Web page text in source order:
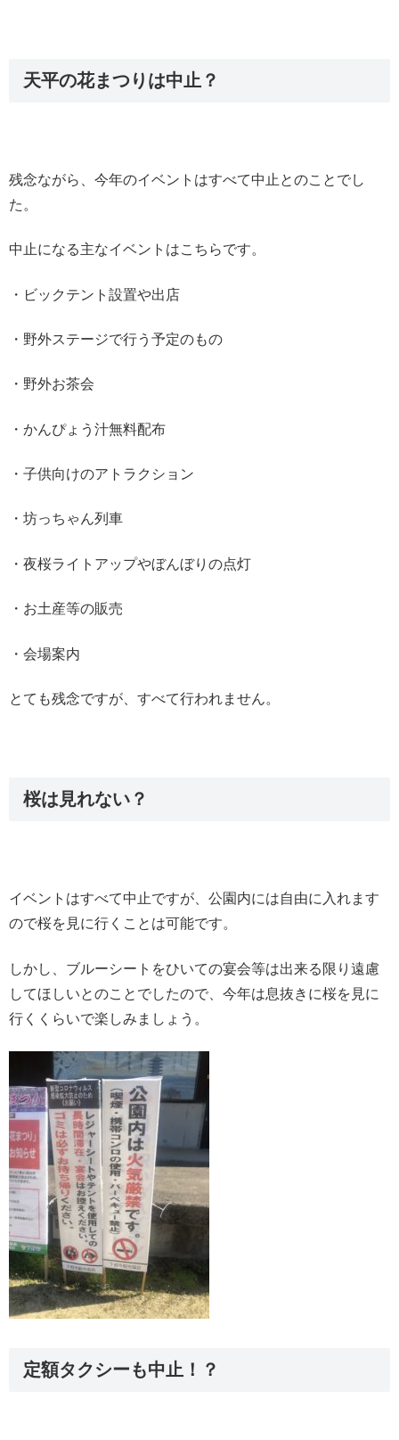
天平の花まつりは中止？
残念ながら、今年のイベントはすべて中止とのことでし
た。
中止になる主なイベントはこちらです。
・ビックテント設置や出店
・野外ステージで行う予定のもの
・野外お茶会
・かんぴょう汁無料配布
・子供向けのアトラクション
・坊っちゃん列車
・夜桜ライトアップやぼんぼりの点灯
・お土産等の販売
・会場案内
とても残念ですが、すべて行われません。
桜は見れない？
イベントはすべて中止ですが、公園内には自由に入れます
ので桜を見に行くことは可能です。
しかし、ブルーシートをひいての宴会等は出来る限り遠慮
してほしいとのことでしたので、今年は息抜きに桜を見に
行くくらいで楽しみましょう。
定額タクシーも中止！？